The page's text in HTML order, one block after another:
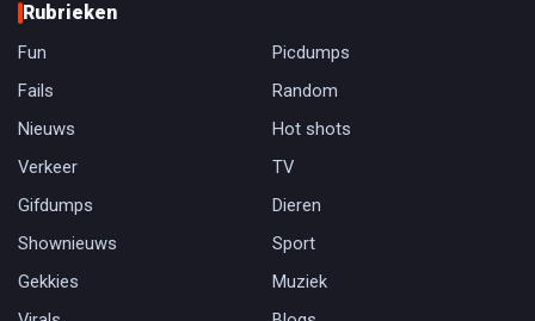
Rubrieken
Fun
Picdumps
Fails
Random
Nieuws
Hot shots
Verkeer
TV
Gifdumps
Dieren
Shownieuws
Sport
Gekkies
Muziek